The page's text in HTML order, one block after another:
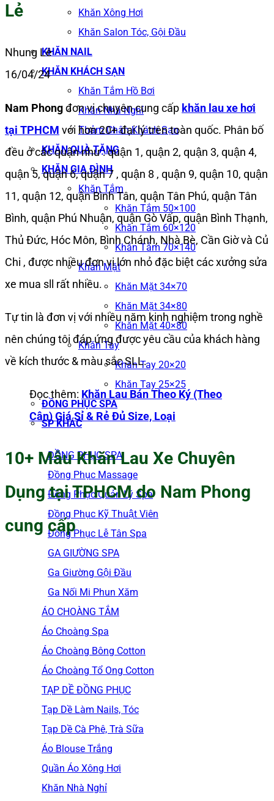
Khăn Xông Hơi
Khăn Salon Tóc, Gội Đầu
KHĂN NAIL
KHĂN KHÁCH SẠN
Khăn Tắm Hồ Bơi
Khăn Nhà Nghỉ
Thảm Chân Khách Sạn
KHĂN QUÀ TẶNG
KHĂN GIA ĐÌNH
Khăn Tắm
Khăn Tắm 50×100
Khăn Tắm 60×120
Khăn Tắm 70×140
Khăn Mặt
Khăn Mặt 34×70
Khăn Mặt 34×80
Khăn Mặt 40×80
Khăn Tay
Khăn Tay 20×20
Khăn Tay 25×25
ĐỒNG PHỤC SPA
SP KHÁC
ĐỒNG PHỤC SPA
Đồng Phục Massage
Đồng Phục Quản Lý Spa
Đồng Phục Kỹ Thuật Viên
Đồng Phục Lễ Tân Spa
GA GIƯỜNG SPA
Ga Giường Gội Đầu
Ga Nối Mi Phun Xăm
ÁO CHOÀNG TẮM
Áo Choàng Spa
Áo Choàng Bông Cotton
Áo Choàng Tổ Ong Cotton
TẠP DỀ ĐỒNG PHỤC
Tạp Dề Làm Nails, Tóc
Tạp Dề Cà Phê, Trà Sữa
Áo Blouse Trắng
Quần Áo Xông Hơi
Khăn Nhà Nghỉ
Lẻ
Nhung Lê
16/04/24
Nam Phongđơn vị chuyên cung cấp khăn lau xe hơi
tại TPHCM với hơn 20+ đại lý trên toàn quốc. Phân bố
đều ở các quận như : quận 1, quận 2, quận 3, quận 4,
quận 5, quận 6, quận 7 , quận 8 , quận 9, quận 10, quận
11, quận 12, quận Bình Tân, quận Tân Phú, quận Tân
Bình, quận Phú Nhuận, quận Gò Vấp, quận Bình Thạnh,
Thủ Đức, Hóc Môn, Bình Chánh, Nhà Bè, Cần Giờ và Củ
Chi , được nhiều đơn vị lớn nhỏ đặc biệt các xưởng sửa
xe mua sll rất nhiều.
Tự tin là đơn vị với nhiều năm kinh nghiệm trong nghề
nên chúng tôi đáp ứng được yêu cầu của khách hàng
về kích thước & màu sắc SLL.
Đọc thêm: Khăn Lau Bán Theo Ký (Theo
Cân) Giá Sỉ & Rẻ Đủ Size, Loại
10+ Mẫu Khăn Lau Xe Chuyên
Dụng tại TPHCM do Nam Phong
cung cấp